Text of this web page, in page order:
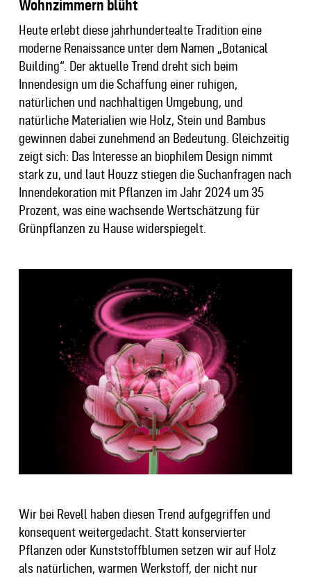
Wohnzimmern blüht
Heute erlebt diese jahrhundertealte Tradition eine
moderne Renaissance unter dem Namen „Botanical
Building“. Der aktuelle Trend dreht sich beim
Innendesign um die Schaffung einer ruhigen,
natürlichen und nachhaltigen Umgebung, und
natürliche Materialien wie Holz, Stein und Bambus
gewinnen dabei zunehmend an Bedeutung. Gleichzeitig
zeigt sich: Das Interesse an biophilem Design nimmt
stark zu, und laut Houzz stiegen die Suchanfragen nach
Innendekoration mit Pflanzen im Jahr 2024 um 35
Prozent, was eine wachsende Wertschätzung für
Grünpflanzen zu Hause widerspiegelt.
Wir bei Revell haben diesen Trend aufgegriffen und
konsequent weitergedacht. Statt konservierter
Pflanzen oder Kunststoffblumen setzen wir auf Holz
als natürlichen, warmen Werkstoff, der nicht nur